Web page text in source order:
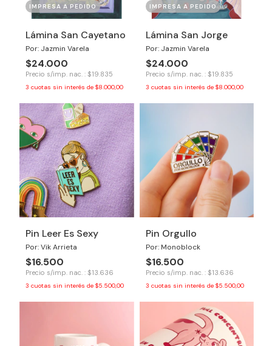
IMPRESA A PEDIDO
Lámina San Cayetano
Por: Jazmin Varela
$24.000
Precio s/imp. nac. : $19.835
3 cuotas sin interés de $8.000,00
IMPRESA A PEDIDO
Lámina San Jorge
Por: Jazmin Varela
$24.000
Precio s/imp. nac. : $19.835
3 cuotas sin interés de $8.000,00
Pin Leer Es Sexy
Por: Vik Arrieta
$16.500
Precio s/imp. nac. : $13.636
3 cuotas sin interés de $5.500,00
Pin Orgullo
Por: Monoblock
$16.500
Precio s/imp. nac. : $13.636
3 cuotas sin interés de $5.500,00